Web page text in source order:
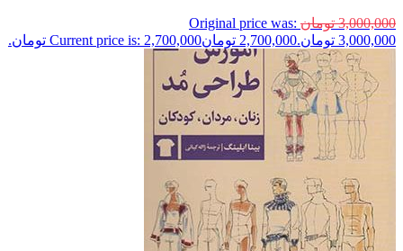
3,000,000 تومان Original price was:
3,000,000 تومان.
2,700,000 تومانCurrent price is: 2,700,000 تومان.